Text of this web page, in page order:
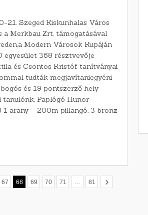
21. Szeged Kiskunhalas Város
a Merkbau Zrt. támogatásával
Modern Városok Kupáján
egyesület 368 résztvevője
és Csontos Kristóf tanítványai
tudták megjavítaniegyéni
és 19 pontszerző hely
tanulónk, Paplógó Hunor
1 arany – 200m pillangó, 3 bronz
67 68 69 70 71 … 81